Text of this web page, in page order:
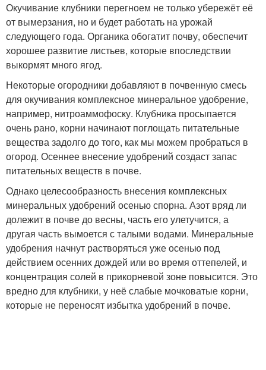
Окучивание клубники перегноем не только убережёт её
от вымерзания, но и будет работать на урожай
следующего года. Органика обогатит почву, обеспечит
хорошее развитие листьев, которые впоследствии
выкормят много ягод.
Некоторые огородники добавляют в почвенную смесь
для окучивания комплексное минеральное удобрение,
например, нитроаммофоску. Клубника просыпается
очень рано, корни начинают поглощать питательные
вещества задолго до того, как мы можем пробраться в
огород. Осеннее внесение удобрений создаст запас
питательных веществ в почве.
Однако целесообразность внесения комплексных
минеральных удобрений осенью спорна. Азот вряд ли
долежит в почве до весны, часть его улетучится, а
другая часть вымоется с талыми водами. Минеральные
удобрения начнут растворяться уже осенью под
действием осенних дождей или во время оттепелей, и
концентрация солей в прикорневой зоне повысится. Это
вредно для клубники, у неё слабые мочковатые корни,
которые не переносят избытка удобрений в почве.